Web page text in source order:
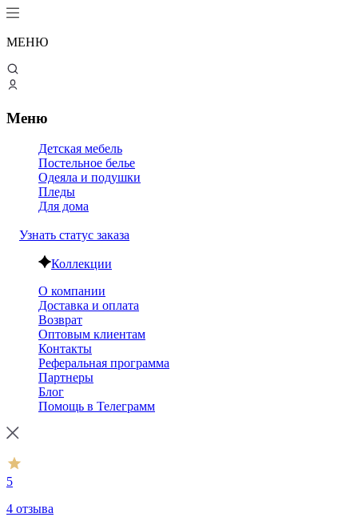
МЕНЮ
Меню
Детская мебель
Постельное белье
Одеяла и подушки
Пледы
Для дома
Узнать статус заказа
Коллекции
О компании
Доставка и оплата
Возврат
Оптовым клиентам
Контакты
Реферальная программа
Партнеры
Блог
Помощь в Телеграмм
5
4 отзыва